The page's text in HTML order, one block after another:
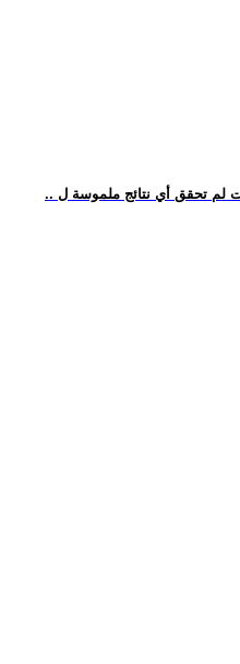
لم تحقق أي نتائج ملموسة ل